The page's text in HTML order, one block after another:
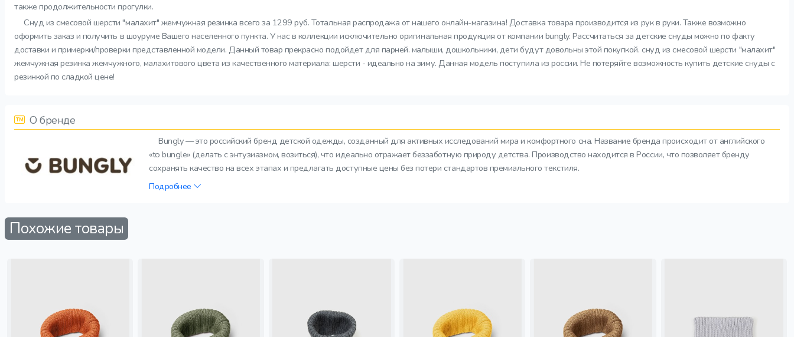
также продолжительности прогулки.
Снуд из смесовой шерсти "малахит" жемчужная резинка всего за 1299 руб. Тотальная распродажа от нашего онлайн-магазина! Доставка товара производится из рук в руки. Также возможно
оформить заказ и получить в шоуруме Вашего населенного пункта. У нас в коллекции исключительно оригинальная продукция от компании bungly. Рассчитаться за детские снуды можно по факту
доставки и примерки/проверки представленной модели. Данный товар прекрасно подойдет для парней. малыши, дошкольники, дети будут довольны этой покупкой. снуд из смесовой шерсти "малахит"
жемчужная резинка жемчужного, малахитового цвета из качественного материала: шерсти - идеально на зиму. Данная модель поступила из россии. Не потеряйте возможность купить детские снуды с
резинкой по сладкой цене!
О бренде
Bungly — это российский бренд детской одежды, созданный для активных исследований мира и комфортного сна. Название бренда происходит от английского
«to bungle» (делать с энтузиазмом, возиться), что идеально отражает беззаботную природу детства. Производство находится в России, что позволяет бренду
сохранять качество на всех этапах и предлагать доступные цены без потери стандартов премиального текстиля.
Подробнее
Похожие товары